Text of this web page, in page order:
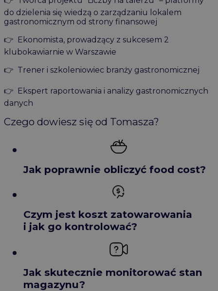
do dzielenia się wiedzą o zarządzaniu lokalem
gastronomicznym od strony finansowej
👉 Ekonomista, prowadzący z sukcesem 2
klubokawiarnie w Warszawie
👉 Trener i szkoleniowiec branży gastronomicznej
👉 Ekspert raportowania i analizy gastronomicznych
danych
Czego dowiesz się od Tomasza?
Jak poprawnie obliczyć food cost?
Czym jest koszt zatowarowania
i jak go kontrolować?
Jak skutecznie monitorować stan
magazynu?